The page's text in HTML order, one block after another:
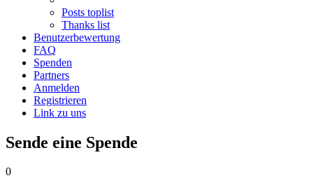
Posts toplist
Thanks list
Benutzerbewertung
FAQ
Spenden
Partners
Anmelden
Registrieren
Link zu uns
Sende eine Spende
0